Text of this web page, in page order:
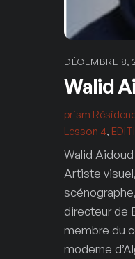
DÉCEMBRE 8,
Walid
prism
Lesson 4,
Walid Aidoud
Artiste
directeur de
membre du
moderne